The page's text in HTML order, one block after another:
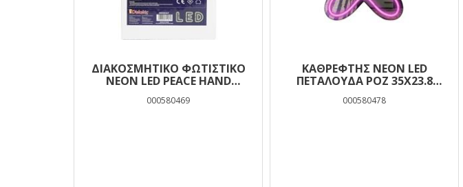
ΔΙΑΚΟΣΜΗΤΙΚΟ ΦΩΤΙΣΤΙΚΟ
NEON LED PEACE HAND
000580469
ΚΑΘΡΕΦΤΗΣ NEON LED
ΠΕΤΑΛΟΥΔΑ ΡΟΖ 35X23.8
000580478